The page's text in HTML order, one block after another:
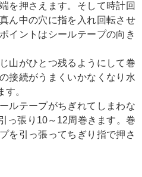
を押さえます。そして時計回
ん中の穴に指を入れ回転させ
イントはシールテープの向き
山がひとつ残るようにして巻
接続がうまくいかなくなり水
。
ルテープがちぎれてしまわな
っ張り10～12周巻きます。巻
を引っ張ってちぎり指で押さ